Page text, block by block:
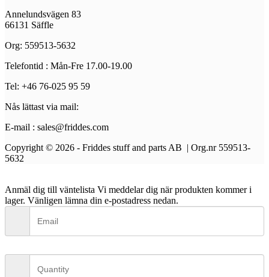
Annelundsvägen 83
66131 Säffle
Org: 559513-5632
Telefontid : Mån-Fre 17.00-19.00
Tel: +46 76-025 95 59
Nås lättast via mail:
E-mail : sales@friddes.com
Copyright © 2026 - Friddes stuff and parts AB | Org.nr 559513-
5632
Anmäl dig till väntelista Vi meddelar dig när produkten kommer i
lager. Vänligen lämna din e-postadress nedan.